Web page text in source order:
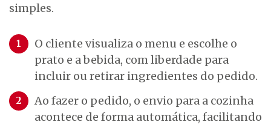
simples.
O cliente visualiza o menu e escolhe o
prato e a bebida, com liberdade para
incluir ou retirar ingredientes do pedido.
Ao fazer o pedido, o envio para a cozinha
acontece de forma automática, facilitando